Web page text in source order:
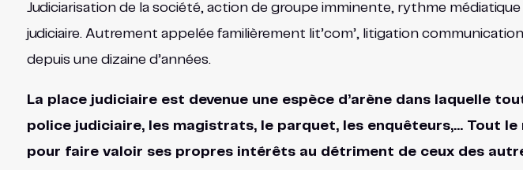
Judiciarisation de la société, action de groupe imminente, rythme
judiciaire. Autrement appelée familièrement lit’com’, litigation
depuis une dizaine d’années.
La place judiciaire est devenue une espèce d’arène dans laquelle
police judiciaire, les magistrats, le parquet, les enquêteurs,… Tout
pour faire valoir ses propres intérêts au détriment de ceux des